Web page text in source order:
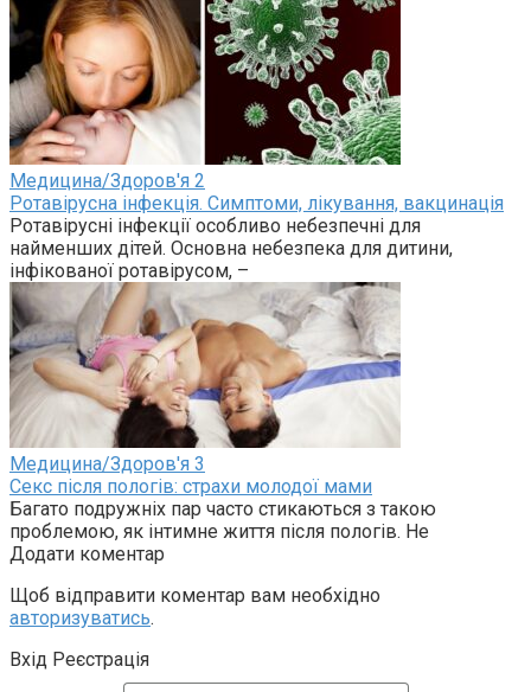
Медицина/Здоров'я 2
Ротавірусна інфекція. Симптоми, лікування, вакцинація
Ротавірусні інфекції особливо небезпечні для
найменших дітей. Основна небезпека для дитини,
інфікованої ротавірусом, –
Медицина/Здоров'я 3
Секс після пологів: страхи молодої мами
Багато подружніх пар часто стикаються з такою
проблемою, як інтимне життя після пологів. Не
Додати коментар
Щоб відправити коментар вам необхідно
авторизуватись.
Вхід Реєстрація